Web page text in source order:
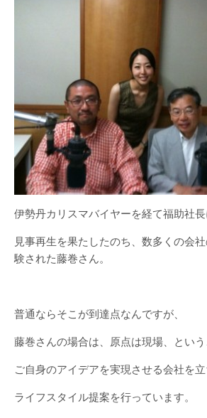
伊勢丹カリスマバイヤーを経て福助社長
見事再生を果たしたのち、数多くの会
験された藤巻さん。
普通ならそこが到達点なんですが、
藤巻さんの場合は、原点は現場、とい
ご自身のアイデアを実現させる会社を立
ライフスタイル提案を行っています。